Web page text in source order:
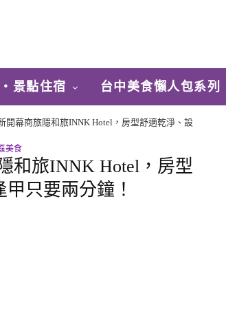
景點住宿 台中美食懶人包系列
開幕商旅隱和旅INNK Hotel，房型舒適乾淨、設
美食
和旅INNK Hotel，房型
只要兩分鐘！